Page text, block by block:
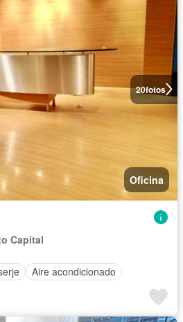
20fotos
Oficina
Capital
Aire acondicionado